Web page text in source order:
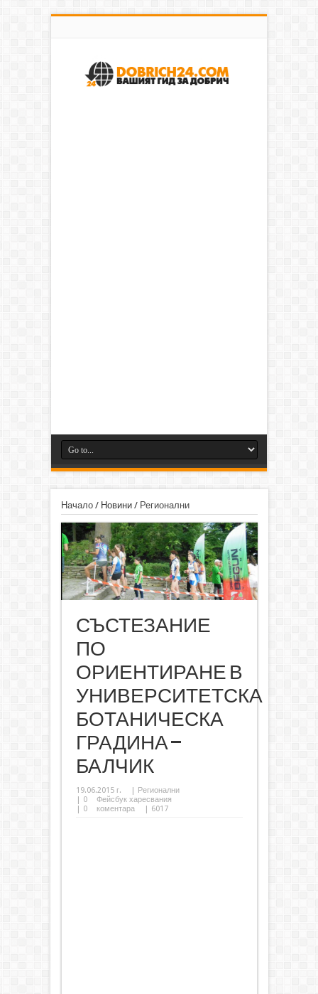
Начало/ Новини/ Регионални
СЪСТЕЗАНИЕ
ПО
ОРИЕНТИРАНЕ В
УНИВЕРСИТЕТСКА
БОТАНИЧЕСКА
ГРАДИНА –
БАЛЧИК
19.06.2015 г. | Регионални
| 0
Фейсбук харесвания
| 0 коментара | 6017